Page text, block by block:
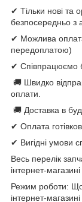
✔ Тільки нові та
безпосередньо з
✔ Можлива
передоплатою)
✔ Співпрацюємо
🚚 Швидко
оплати.
🚚 Доставка в
✔ Оплата
✔ Вигідні умови
Весь перелік
інтернет-
Режим роботи:
інтернет-